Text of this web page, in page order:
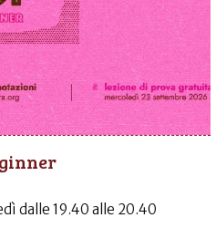
dalle 19.40 alle 20.40